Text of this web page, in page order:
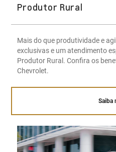
Produtor Rural
Mais do que produtividade e
exclusivas e um atendimento
Produtor Rural. Confira os
Chevrolet.
Saiba